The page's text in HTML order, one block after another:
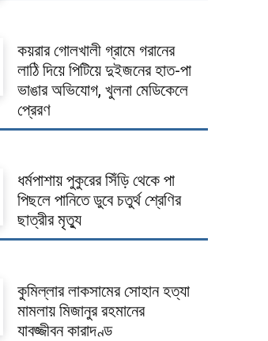
কয়রার গোলখালী গ্রামে গরানের
লাঠি দিয়ে পিটিয়ে দুইজনের হাত-পা
ভাঙার অভিযোগ, খুলনা মেডিকেলে
প্রেরণ
ধর্মপাশায় পুকুরের সিঁড়ি থেকে পা
পিছলে পানিতে ডুবে চতুর্থ শ্রেণির
ছাত্রীর মৃত্যু
কুমিল্লার লাকসামের সোহান হত্যা
মামলায় মিজানুর রহমানের
যাবজ্জীবন কারাদণ্ড